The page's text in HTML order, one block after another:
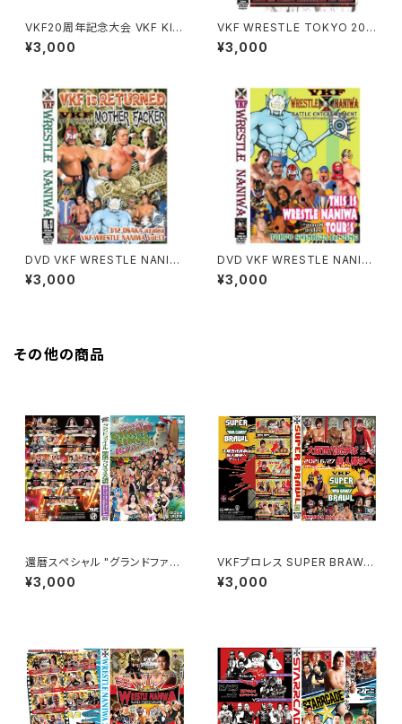
VKF20周年記念大会 VKF KIN
G of WRESTLE NANIWA 20
12
¥3,000
VKF WRESTLE TOKYO 201
0
¥3,000
DVD VKF WRESTLE NANIW
A Vol:13
¥3,000
DVD VKF WRESTLE NANIW
A "This is WRESTLE NANI
WA TOUR's"
¥3,000
その他の商品
還暦スペシャル "グランドファイ
ナル" 聖夜のクリスマス大決戦
¥3,000
VKFプロレス SUPER BRAWL
2021
¥3,000